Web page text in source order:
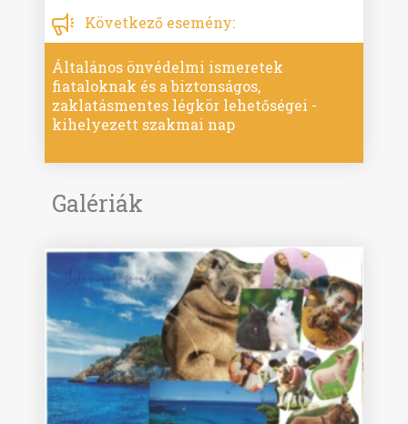
Következő esemény:
Általános önvédelmi ismeretek
fiataloknak és a biztonságos,
zaklatásmentes légkör lehetőségei -
kihelyezett szakmai nap
Galériák